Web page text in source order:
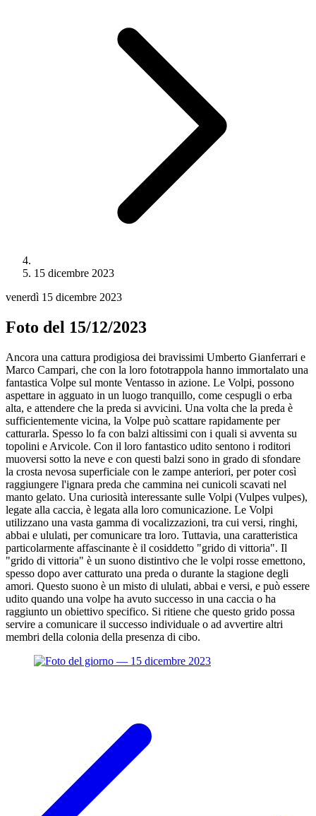
15 dicembre 2023
venerdì 15 dicembre 2023
Foto del 15/12/2023
Ancora una cattura prodigiosa dei bravissimi Umberto Gianferrari e
Marco Campari, che con la loro fototrappola hanno immortalato una
fantastica Volpe sul monte Ventasso in azione. Le Volpi, possono
aspettare in agguato in un luogo tranquillo, come cespugli o erba
alta, e attendere che la preda si avvicini. Una volta che la preda è
sufficientemente vicina, la Volpe può scattare rapidamente per
catturarla. Spesso lo fa con balzi altissimi con i quali si avventa su
topolini e Arvicole. Con il loro fantastico udito sentono i roditori
muoversi sotto la neve e con questi balzi sono in grado di sfondare
la crosta nevosa superficiale con le zampe anteriori, per poter così
raggiungere l'ignara preda che cammina nei cunicoli scavati nel
manto gelato. Una curiosità interessante sulle Volpi (Vulpes vulpes),
legate alla caccia, è legata alla loro comunicazione. Le Volpi
utilizzano una vasta gamma di vocalizzazioni, tra cui versi, ringhi,
abbai e ululati, per comunicare tra loro. Tuttavia, una caratteristica
particolarmente affascinante è il cosiddetto "grido di vittoria". Il
"grido di vittoria" è un suono distintivo che le volpi rosse emettono,
spesso dopo aver catturato una preda o durante la stagione degli
amori. Questo suono è un misto di ululati, abbai e versi, e può essere
udito quando una volpe ha avuto successo in una caccia o ha
raggiunto un obiettivo specifico. Si ritiene che questo grido possa
servire a comunicare il successo individuale o ad avvertire altri
membri della colonia della presenza di cibo.